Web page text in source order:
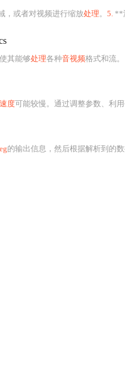
，或者对视频进行缩放处理。 5. **
其能够处理各种音视频格式和流。
度可能较慢。通过调整参数、利
的输出信息，然后根据解析到的